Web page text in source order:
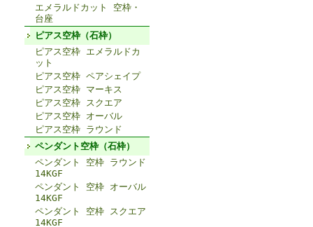
エメラルドカット 空枠・
台座
ピアス空枠（石枠）
ピアス空枠 エメラルドカ
ット
ピアス空枠 ペアシェイプ
ピアス空枠 マーキス
ピアス空枠 スクエア
ピアス空枠 オーバル
ピアス空枠 ラウンド
ペンダント空枠（石枠）
ペンダント 空枠 ラウンド
14KGF
ペンダント 空枠 オーバル
14KGF
ペンダント 空枠 スクエア
14KGF